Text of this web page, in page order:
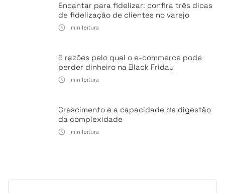
Encantar para fidelizar: confira três dicas
de fidelização de clientes no varejo
min leitura
5 razões pelo qual o e-commerce pode
perder dinheiro na Black Friday
min leitura
Crescimento e a capacidade de digestão
da complexidade
min leitura